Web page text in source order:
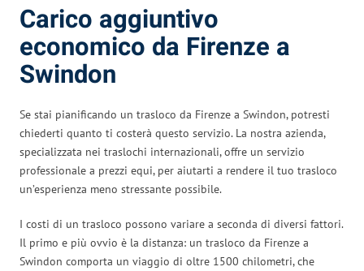
Carico aggiuntivo
economico da Firenze a
Swindon
Se stai pianificando un trasloco da Firenze a Swindon, potresti
chiederti quanto ti costerà questo servizio. La nostra azienda,
specializzata nei traslochi internazionali, offre un servizio
professionale a prezzi equi, per aiutarti a rendere il tuo trasloco
un’esperienza meno stressante possibile.
I costi di un trasloco possono variare a seconda di diversi fattori.
Il primo e più ovvio è la distanza: un trasloco da Firenze a
Swindon comporta un viaggio di oltre 1500 chilometri, che